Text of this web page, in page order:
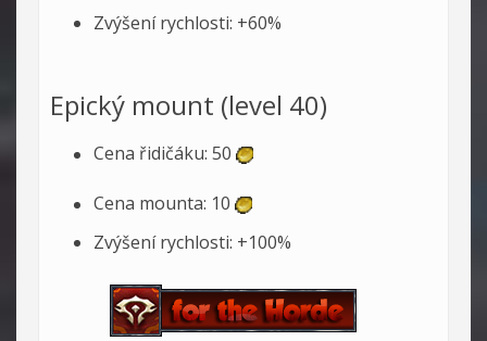
Zvýšení rychlosti: +60%
Epický mount (level 40)
Cena řidičáku: 50
Cena mounta: 10
Zvýšení rychlosti: +100%